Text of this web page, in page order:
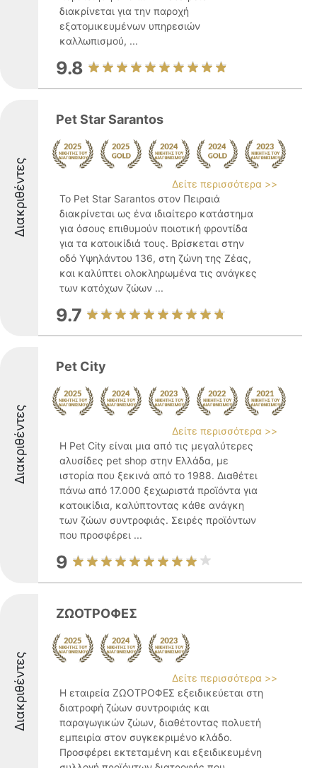
διακρίνεται για την παροχή
εξατομικευμένων υπηρεσιών
καλλωπισμού, ...
9.8
Διακριθέντες
Pet Star Sarantos
Δείτε περισσότερα >>
Το Pet Star Sarantos στον Πειραιά
διακρίνεται ως ένα ιδιαίτερο κατάστημα
για όσους επιθυμούν ποιοτική φροντίδα
για τα κατοικίδιά τους. Βρίσκεται στην
οδό Υψηλάντου 136, στη ζώνη της Ζέας,
και καλύπτει ολοκληρωμένα τις ανάγκες
των κατόχων ζώων ...
9.7
Διακριθέντες
Pet City
Δείτε περισσότερα >>
Η Pet City είναι μια από τις μεγαλύτερες
αλυσίδες pet shop στην Ελλάδα, με
ιστορία που ξεκινά από το 1988. Διαθέτει
πάνω από 17.000 ξεχωριστά προϊόντα για
κατοικίδια, καλύπτοντας κάθε ανάγκη
των ζώων συντροφιάς. Σειρές προϊόντων
που προσφέρει ...
9
Διακριθέντες
ΖΩΟΤΡΟΦΕΣ
Δείτε περισσότερα >>
Η εταιρεία ΖΩΟΤΡΟΦΕΣ εξειδικεύεται στη
διατροφή ζώων συντροφιάς και
παραγωγικών ζώων, διαθέτοντας πολυετή
εμπειρία στον συγκεκριμένο κλάδο.
Προσφέρει εκτεταμένη και εξειδικευμένη